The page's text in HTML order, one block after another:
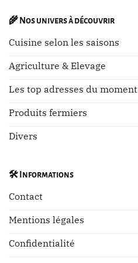
🌾Nos univers à découvrir
Cuisine selon les saisons
Agriculture & Elevage
Les top adresses du moment
Produits fermiers
Divers
🛠️Informations
Contact
Mentions légales
Confidentialité